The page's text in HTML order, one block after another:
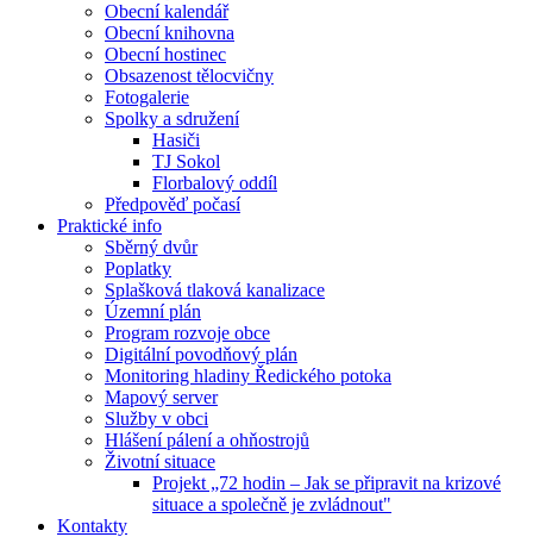
Obecní kalendář
Obecní knihovna
Obecní hostinec
Obsazenost tělocvičny
Fotogalerie
Spolky a sdružení
Hasiči
TJ Sokol
Florbalový oddíl
Předpověď počasí
Praktické info
Sběrný dvůr
Poplatky
Splašková tlaková kanalizace
Územní plán
Program rozvoje obce
Digitální povodňový plán
Monitoring hladiny Ředického potoka
Mapový server
Služby v obci
Hlášení pálení a ohňostrojů
Životní situace
Projekt „72 hodin – Jak se připravit na krizové
situace a společně je zvládnout"
Kontakty